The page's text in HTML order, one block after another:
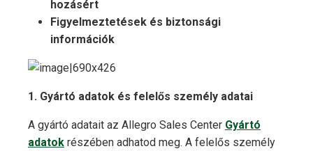
hozásért
Figyelmeztetések és biztonsági
információk
1. Gyártó adatok és felelős személy adatai
A gyártó adatait az Allegro Sales Center Gyártó
adatok részében adhatod meg. A felelős személy